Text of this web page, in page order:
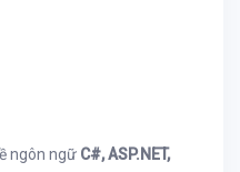
ngôn ngữ C#, ASP.NET,